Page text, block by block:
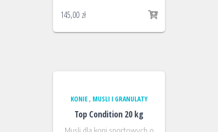
145,00 zł
KONIE , MUSLI I GRANULATY
Top Condition 20 kg
Musli dla koni sportowych o